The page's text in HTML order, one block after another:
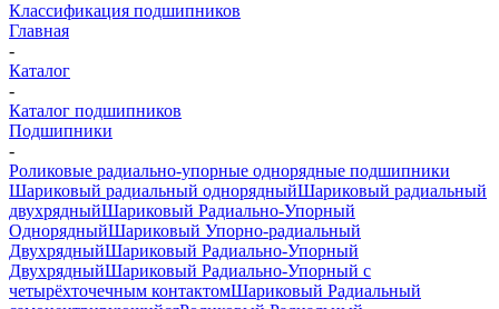
Классификация подшипников
Главная
-
Каталог
-
Каталог подшипников
Подшипники
-
Роликовые радиально-упорные однорядные подшипники
Шариковый радиальный однорядныйШариковый радиальный
двухрядныйШариковый Радиально-Упорный
ОднорядныйШариковый Упорно-радиальный
ДвухрядныйШариковый Радиально-Упорный
ДвухрядныйШариковый Радиально-Упорный с
четырёхточечным контактомШариковый Радиальный